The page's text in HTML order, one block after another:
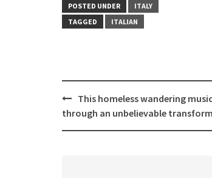
POSTED UNDER
ITALY
TAGGED
ITALIAN
Post
navigation
This homeless wandering
through an unbelievable